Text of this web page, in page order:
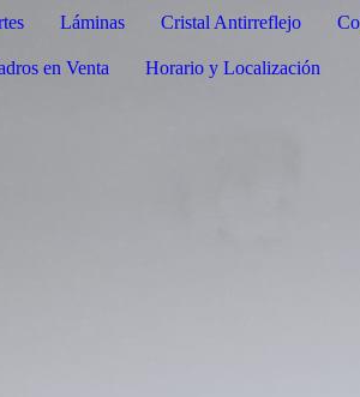
Láminas Cristal Antirreflejo
en Venta Horario y Localización